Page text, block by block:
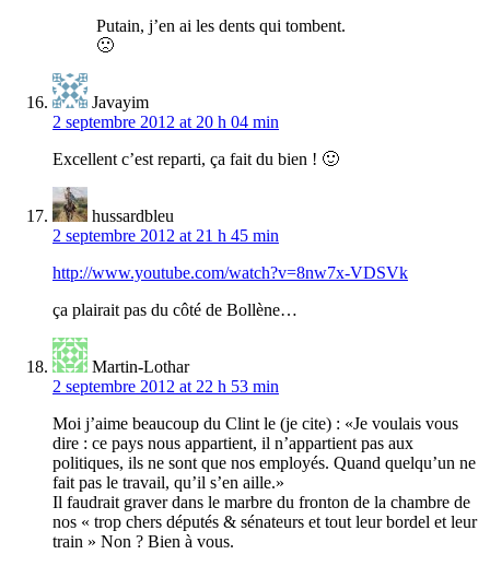
Putain, j’en ai les dents qui tombent.
🙁
Javayim
2 septembre 2012 at 20 h 04 min
Excellent c’est reparti, ça fait du bien ! 🙂
hussardbleu
2 septembre 2012 at 21 h 45 min
http://www.youtube.com/watch?v=8nw7x-VDSVk
ça plairait pas du côté de Bollène…
Martin-Lothar
2 septembre 2012 at 22 h 53 min
Moi j’aime beaucoup du Clint le (je cite) : «Je voulais vous
dire : ce pays nous appartient, il n’appartient pas aux
politiques, ils ne sont que nos employés. Quand quelqu’un ne
fait pas le travail, qu’il s’en aille.»
Il faudrait graver dans le marbre du fronton de la chambre de
nos « trop chers députés & sénateurs et tout leur bordel et leur
train » Non ? Bien à vous.